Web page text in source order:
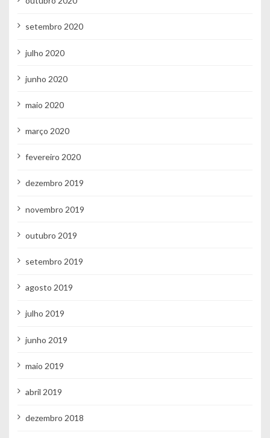
setembro 2020
julho 2020
junho 2020
maio 2020
março 2020
fevereiro 2020
dezembro 2019
novembro 2019
outubro 2019
setembro 2019
agosto 2019
julho 2019
junho 2019
maio 2019
abril 2019
dezembro 2018